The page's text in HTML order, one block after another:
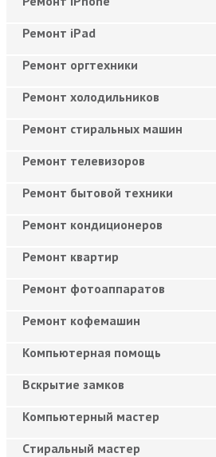
Ремонт iPad
Ремонт оргтехники
Ремонт холодильников
Ремонт стиральных машин
Ремонт телевизоров
Ремонт бытовой техники
Ремонт кондиционеров
Ремонт квартир
Ремонт фотоаппаратов
Ремонт кофемашин
Компьютерная помощь
Вскрытие замков
Компьютерный мастер
Cтиральный мастер